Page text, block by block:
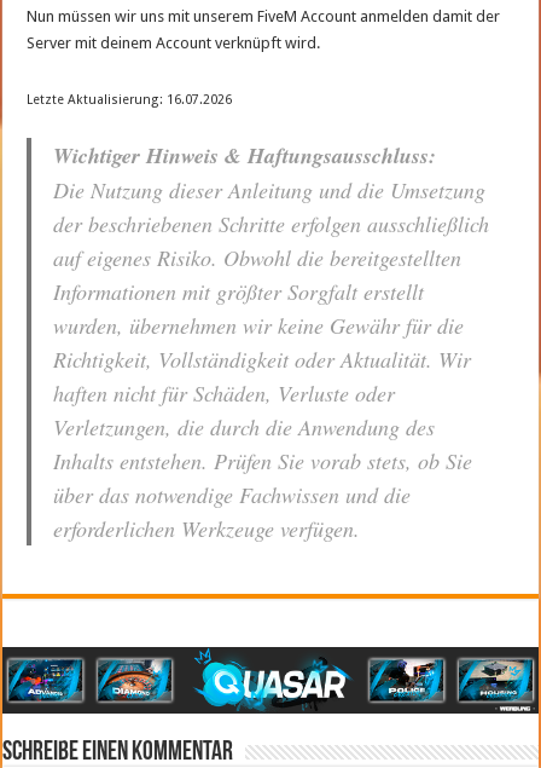
Nun müssen wir uns mit unserem FiveM Account anmelden damit der
Server mit deinem Account verknüpft wird.
Letzte Aktualisierung: 16.07.2026
Wichtiger Hinweis & Haftungsausschluss:
Die Nutzung dieser Anleitung und die Umsetzung
der beschriebenen Schritte erfolgen ausschließlich
auf eigenes Risiko. Obwohl die bereitgestellten
Informationen mit größter Sorgfalt erstellt
wurden, übernehmen wir keine Gewähr für die
Richtigkeit, Vollständigkeit oder Aktualität. Wir
haften nicht für Schäden, Verluste oder
Verletzungen, die durch die Anwendung des
Inhalts entstehen. Prüfen Sie vorab stets, ob Sie
über das notwendige Fachwissen und die
erforderlichen Werkzeuge verfügen.
Schreibe einen Kommentar